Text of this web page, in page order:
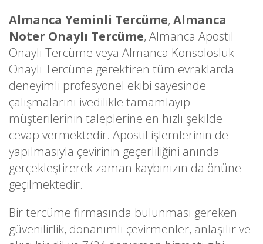
Almanca Yeminli Tercüme, Almanca
Noter Onaylı Tercüme, Almanca Apostil
Onaylı Tercüme veya Almanca Konsolosluk
Onaylı Tercüme gerektiren tüm evraklarda
deneyimli profesyonel ekibi sayesinde
çalışmalarını ivedilikle tamamlayıp
müşterilerinin taleplerine en hızlı şekilde
cevap vermektedir. Apostil işlemlerinin de
yapılmasıyla çevirinin geçerliliğini anında
gerçekleştirerek zaman kaybınızın da önüne
geçilmektedir.
Bir tercüme firmasında bulunması gereken
güvenilirlik, donanımlı çevirmenler, anlaşılır ve